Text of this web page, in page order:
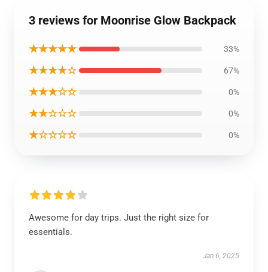
3 reviews for Moonrise Glow Backpack
★★★★★ 33%
★★★★☆ 67%
★★★☆☆ 0%
★★☆☆☆ 0%
★☆☆☆☆ 0%
Awesome for day trips. Just the right size for
essentials.
Jan 6, 2025